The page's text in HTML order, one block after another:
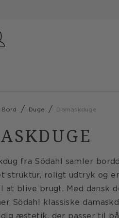
Bord Duge Damaskduge
fra Södahl samler
struktur, roligt udtryk og
at blive brugt. Med dansk
Södahl klassiske
æstetik, der passer til